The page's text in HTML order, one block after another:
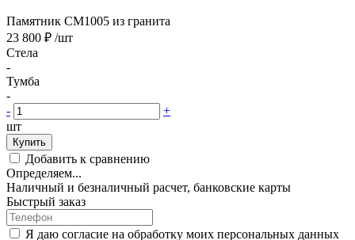
Памятник CM1005 из гранита
23 800 ₽ /шт
Стела
-
Тумба
-
-
+
шт
Купить
Добавить к сравнению
Определяем...
Наличный и безналичный расчет, банковские карты
Быстрый заказ
Я даю согласие на обработку моих персональных данных